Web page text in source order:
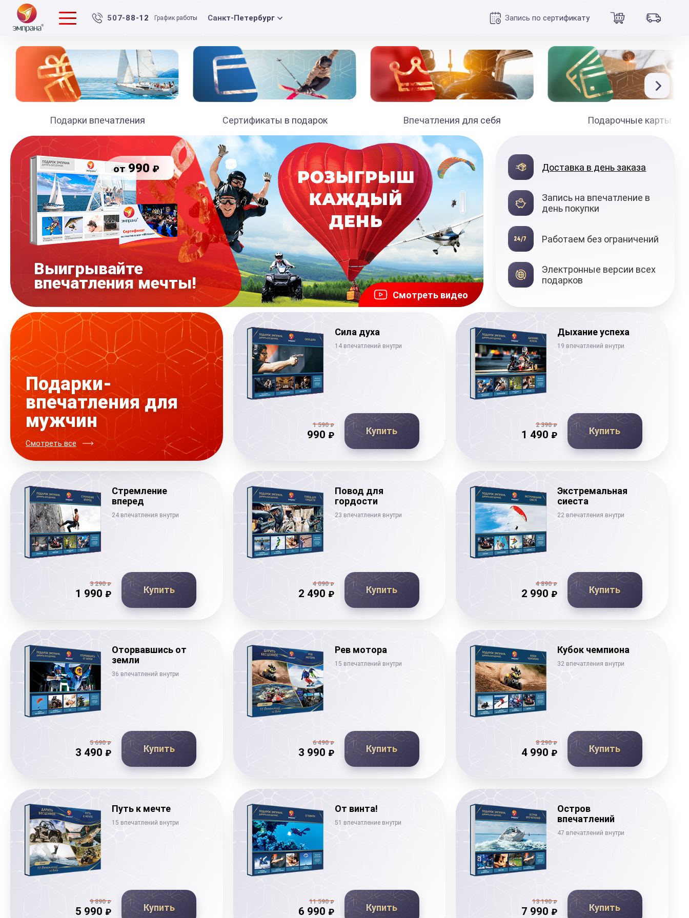
507-88-12 График работы Санкт-Петербург Запись по сертификату
Подарки впечатления Сертификаты в подарок Впечатления для себя Подарочные карты
Смотреть видео
от990 ₽
Выигрывайте
впечатления мечты!
от
Подарочные
сертификаты
Доставка в день заказа
Запись на впечатление в
день покупки
Работаем без ограничений
Электронные версии всех
подарков
Подарки-
впечатления для
мужчин
Смотреть все
Сила духа
14 впечатлений внутри
1 590₽
990 ₽ Купить
Дыхание успеха
19 впечатлений внутри
2 390₽
1 490 ₽ Купить
Стремление
вперед
24 впечатления внутри
3 290₽
1 990 ₽ Купить
Повод для
гордости
23 впечатления внутри
4 090₽
2 490 ₽ Купить
Экстремальная
сиеста
22 впечатления внутри
4 890₽
2 990 ₽ Купить
Оторвавшись от
земли
36 впечатлений внутри
5 690₽
3 490 ₽ Купить
Рев мотора
15 впечатлений внутри
6 490₽
3 990 ₽ Купить
Кубок чемпиона
32 впечатления внутри
8 290₽
4 990 ₽ Купить
Путь к мечте
15 впечатлений внутри
9 890₽
5 990 ₽ Купить
От винта!
51 впечатление внутри
11 590₽
6 990 ₽ Купить
Остров
впечатлений
47 впечатлений внутри
13 190₽
7 990 ₽ Купить